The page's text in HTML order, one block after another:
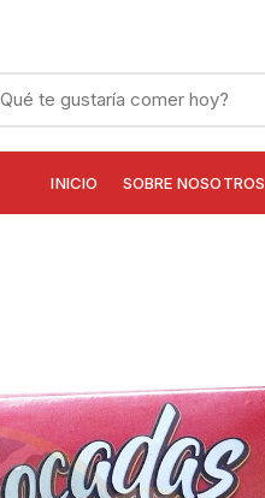
INICIO SOBRE NOSOTROS